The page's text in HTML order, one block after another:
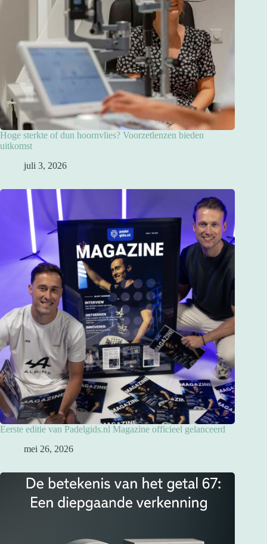
Hoge sterkte of dun hoornvlies? Voorzetlenzen bieden
uitkomst
juli 3, 2026
Eerste editie van Padelgids.nl Magazine officieel gelanceerd
mei 26, 2026